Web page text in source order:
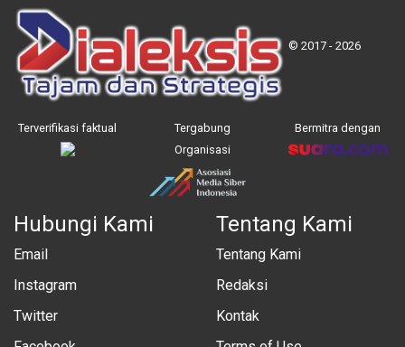
© 2017 - 2026
Terverifikasi faktual
Tergabung
Organisasi
Bermitra dengan
Hubungi Kami
Email
Instagram
Twitter
Tentang Kami
Tentang Kami
Redaksi
Kontak